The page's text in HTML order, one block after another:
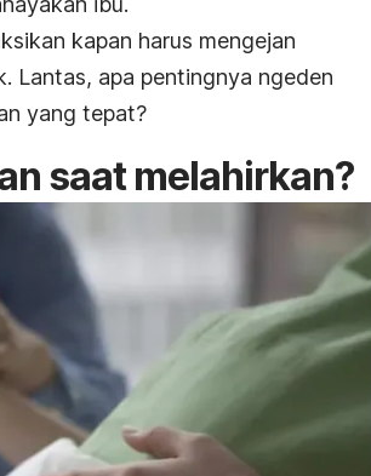
kapan harus mengejan
Lantas, apa pentingnya ngeden
yang tepat?
saat melahirkan?